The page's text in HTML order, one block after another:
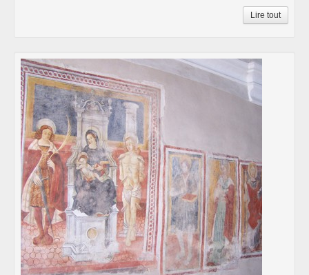
Lire tout